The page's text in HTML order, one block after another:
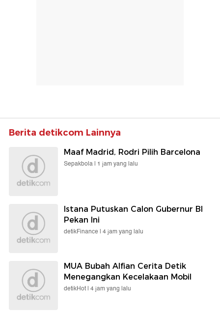
Berita detikcom Lainnya
Maaf Madrid, Rodri Pilih Barcelona
Sepakbola | 1 jam yang lalu
Istana Putuskan Calon Gubernur BI
Pekan Ini
detikFinance | 4 jam yang lalu
MUA Bubah Alfian Cerita Detik
Menegangkan Kecelakaan Mobil
detikHot | 4 jam yang lalu